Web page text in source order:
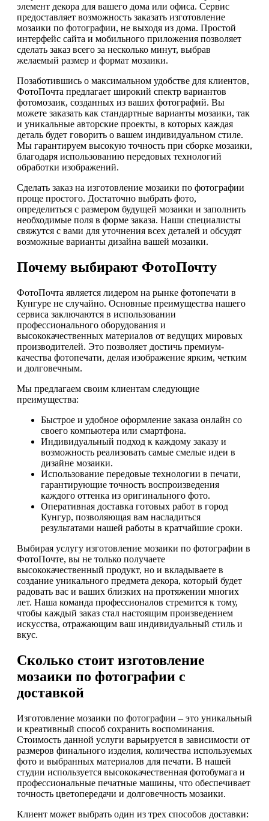
элемент декора для вашего дома или офиса. Сервис
предоставляет возможность заказать изготовление
мозаики по фотографии, не выходя из дома. Простой
интерфейс сайта и мобильного приложения позволяет
сделать заказ всего за несколько минут, выбрав
желаемый размер и формат мозаики.
Позаботившись о максимальном удобстве для клиентов,
ФотоПочта предлагает широкий спектр вариантов
фотомозаик, созданных из ваших фотографий. Вы
можете заказать как стандартные варианты мозаики, так
и уникальные авторские проекты, в которых каждая
деталь будет говорить о вашем индивидуальном стиле.
Мы гарантируем высокую точность при сборке мозаики,
благодаря использованию передовых технологий
обработки изображений.
Сделать заказ на изготовление мозаики по фотографии
проще простого. Достаточно выбрать фото,
определиться с размером будущей мозаики и заполнить
необходимые поля в форме заказа. Наши специалисты
свяжутся с вами для уточнения всех деталей и обсудят
возможные варианты дизайна вашей мозаики.
Почему выбирают ФотоПочту
ФотоПочта является лидером на рынке фотопечати в
Кунгуре не случайно. Основные преимущества нашего
сервиса заключаются в использовании
профессионального оборудования и
высококачественных материалов от ведущих мировых
производителей. Это позволяет достичь премиум-
качества фотопечати, делая изображение ярким, четким
и долговечным.
Мы предлагаем своим клиентам следующие
преимущества:
Быстрое и удобное оформление заказа онлайн со
своего компьютера или смартфона.
Индивидуальный подход к каждому заказу и
возможность реализовать самые смелые идеи в
дизайне мозаики.
Использование передовые технологии в печати,
гарантирующие точность воспроизведения
каждого оттенка из оригинального фото.
Оперативная доставка готовых работ в город
Кунгур, позволяющая вам насладиться
результатами нашей работы в кратчайшие сроки.
Выбирая услугу изготовление мозаики по фотографии в
ФотоПочте, вы не только получаете
высококачественный продукт, но и вкладываете в
создание уникального предмета декора, который будет
радовать вас и ваших близких на протяжении многих
лет. Наша команда профессионалов стремится к тому,
чтобы каждый заказ стал настоящим произведением
искусства, отражающим ваш индивидуальный стиль и
вкус.
Сколько стоит изготовление
мозаики по фотографии с
доставкой
Изготовление мозаики по фотографии – это уникальный
и креативный способ сохранить воспоминания.
Стоимость данной услуги варьируется в зависимости от
размеров финального изделия, количества используемых
фото и выбранных материалов для печати. В нашей
студии используется высококачественная фотобумага и
профессиональные печатные машины, что обеспечивает
точность цветопередачи и долговечность мозаики.
Клиент может выбрать один из трех способов доставки: